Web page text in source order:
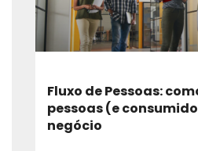
Fluxo de Pessoas:
pessoas (e
negócio